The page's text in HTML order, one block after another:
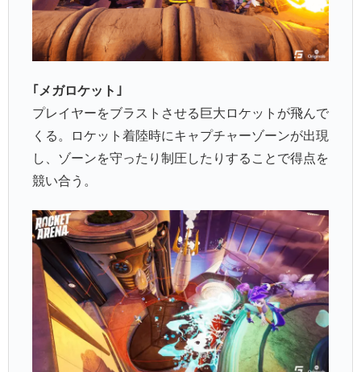
｢メガロケット｣
プレイヤーをブラストさせる巨大ロケットが飛んで
くる。ロケット着陸時にキャプチャーゾーンが出現
し、ゾーンを守ったり制圧したりすることで得点を
競い合う。